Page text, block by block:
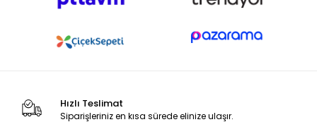
Hızlı Teslimat
Siparişleriniz en kısa sürede elinize ulaşır.